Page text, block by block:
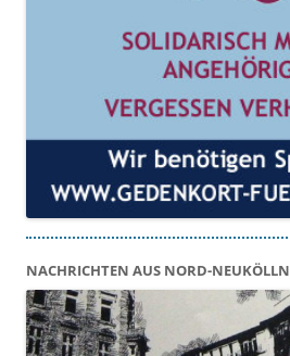
NACHRICHTEN AUS NORD-NEUKÖLLN